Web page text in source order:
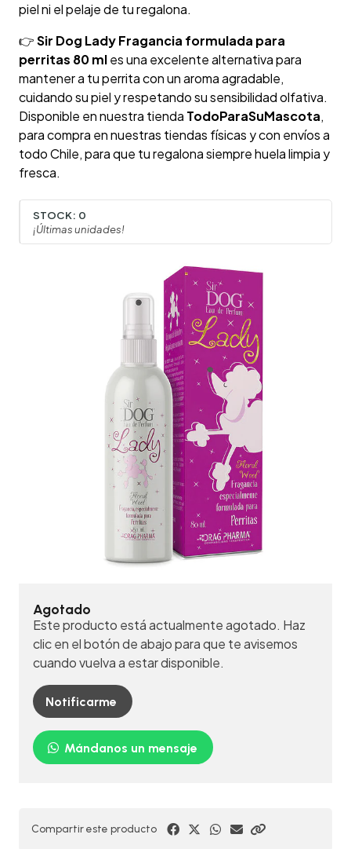
piel ni el pelaje de tu regalona.
👉Sir Dog Lady Fragancia formulada para
perritas 80 mles una excelente alternativa para
mantener a tu perrita con un aroma agradable,
cuidando su piel y respetando su sensibilidad olfativa.
Disponible en nuestra tienda TodoParaSuMascota,
para compra en nuestras tiendas físicas y con envíos a
todo Chile, para que tu regalona siempre huela limpia y
fresca.
STOCK: 0
¡Últimas unidades!
Agotado
Este producto está actualmente agotado. Haz
clic en el botón de abajo para que te avisemos
cuando vuelva a estar disponible.
Notificarme
Mándanos un mensaje
Compartir este producto